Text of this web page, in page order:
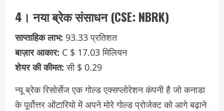
4। नया ब्रेक संसाधन (CSE: NBRK)
साप्ताहिक लाभ: 93.33 प्रतिशत
बाज़ार आकार: C $ 17.03 मिलियन
शेयर की कीमत:सी $ 0.29
न्यू ब्रेक रिसोर्सेज एक गोल्ड एक्सप्लोरेशन कंपनी है जो कनाडा
के पूर्वोत्तर ओंटारियो में अपने मोरे गोल्ड प्रोजेक्ट को आगे बढ़ाने